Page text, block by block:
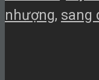
nhượng, sang